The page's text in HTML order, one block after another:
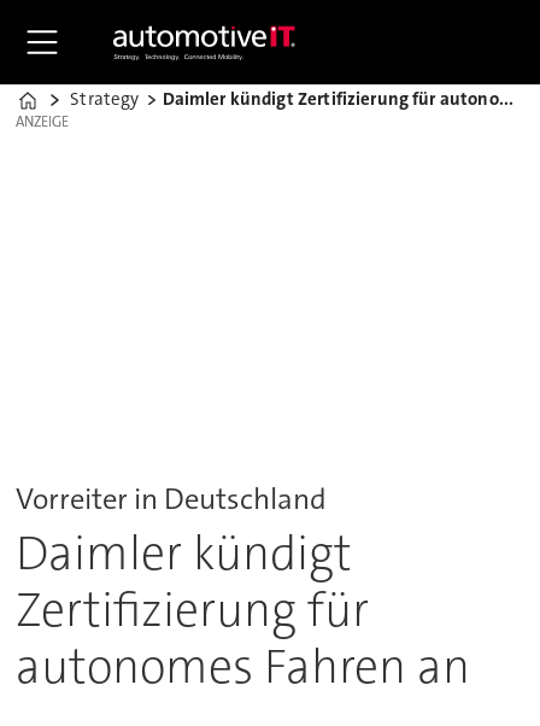
Home
Strategy Daimler kündigt Zertifizierung für autonomes Fahren an
ANZEIGE
ANZEIGE
Vorreiter in Deutschland
Daimler kündigt
Zertifizierung für
autonomes Fahren an